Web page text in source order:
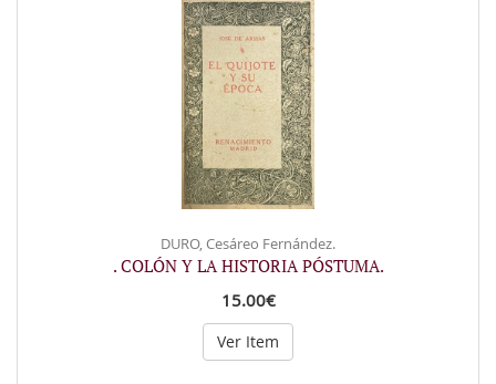
DURO, Cesáreo Fernández.
. COLÓN Y LA HISTORIA PÓSTUMA.
15.00€
Ver Item